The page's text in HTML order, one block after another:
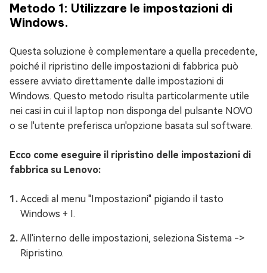
Metodo 1: Utilizzare le impostazioni di
Windows.
Questa soluzione è complementare a quella precedente,
poiché il ripristino delle impostazioni di fabbrica può
essere avviato direttamente dalle impostazioni di
Windows. Questo metodo risulta particolarmente utile
nei casi in cui il laptop non disponga del pulsante NOVO
o se l'utente preferisca un'opzione basata sul software.
Ecco come eseguire il ripristino delle impostazioni di
fabbrica su Lenovo:
Accedi al menu "Impostazioni" pigiando il tasto
Windows + I.
All'interno delle impostazioni, seleziona Sistema ->
Ripristino.